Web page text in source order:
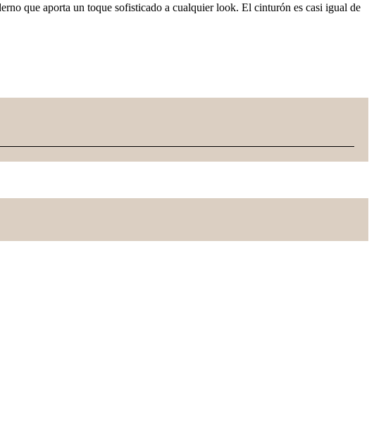
que aporta un toque sofisticado a cualquier look. El cinturón es casi igual de